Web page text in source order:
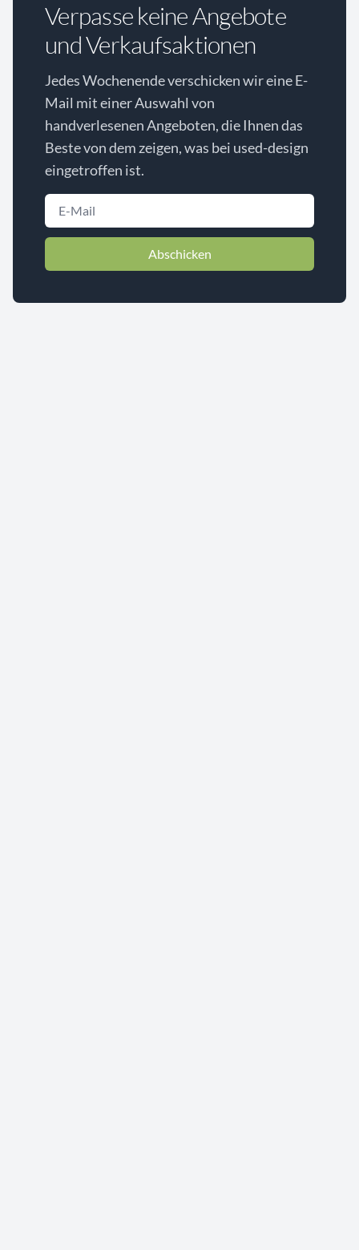
Verpasse keine Angebote
und Verkaufsaktionen
Jedes Wochenende verschicken wir eine E-
Mail mit einer Auswahl von
handverlesenen Angeboten, die Ihnen das
Beste von dem zeigen, was bei used-design
eingetroffen ist.
Abschicken